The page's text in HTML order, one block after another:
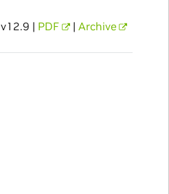
v12.9 | PDF | Archive